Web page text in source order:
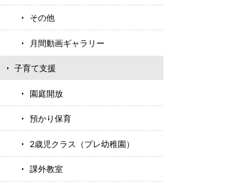
その他
月間動画ギャラリー
子育て支援
園庭開放
預かり保育
2歳児クラス（プレ幼稚園）
課外教室